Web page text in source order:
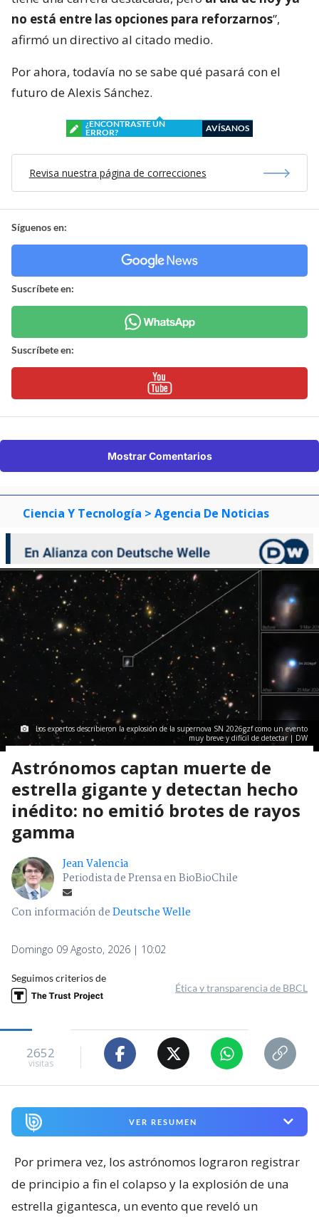
no está entre las opciones para reforzarnos”,
afirmó un directivo al citado medio.
Por ahora, todavía no se sabe qué pasará con el
futuro de Alexis Sánchez.
¿ENCONTRASTE UN
ERROR?
AVÍSANOS
Revisa nuestra página de correcciones
Síguenos en:
Suscríbete en:
Suscríbete en:
Mostrar Comentarios
Ciencia Y Tecnología > Agencia De Noticias
Los expertos describieron la explosión de la supernova SN 2026gzf como un evento
muy breve y difícil de detectar | DW
Astrónomos captan muerte de
estrella gigante y detectan hecho
inédito: no emitió brotes de rayos
gamma
Jean Valencia
Periodista de Prensa en BioBioChile
Con información deDeutsche Welle
Domingo 09 Agosto, 2026 | 10:02
Seguimos criterios de
Ética y transparencia de BBCL
2652
visitas
VER RESUMEN
Por primera vez, los astrónomos lograron registrar
de principio a fin el colapso y la explosión de una
estrella gigantesca, un evento que reveló un